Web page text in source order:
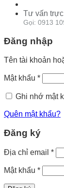
Tư vấn
Gọi: 0913
Đăng nhập
Tên tài khoản
Mật khẩu *
Ghi nhớ mật
Quên mật khẩu?
Đăng ký
Địa chỉ email *
Mật khẩu *